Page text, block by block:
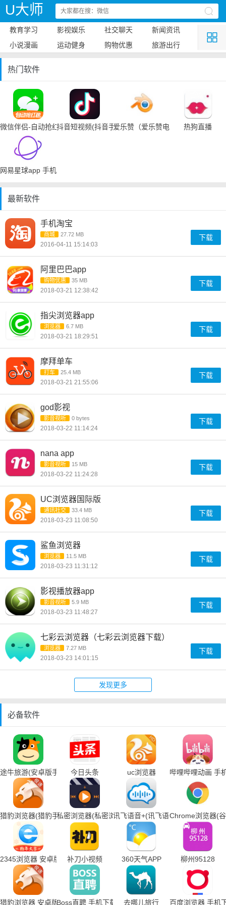
U大师
教育学习 影视娱乐 社交聊天
新闻资讯
小说漫画
运动健身 购物优惠 旅游出行
热门软件
微信伴侣-自动抢红包抖音短视频(抖音手机下载)爱乐赞（爱乐赞电脑手机下载）
热狗直播
网易星球app 手机下载
最新软件
手机淘宝
商城 27.72 MB
2016-04-11 15:14:03
下载
阿里巴巴app
购物优惠 35 MB
2018-03-21 12:38:42
下载
指尖浏览器app
浏览器 6.7 MB
2018-03-21 18:29:51
下载
摩拜单车
打车 25.4 MB
2018-03-21 21:55:06
下载
god影视
影音视听 0 bytes
2018-03-22 11:14:24
下载
nana app
影音视听 15 MB
2018-03-22 11:24:28
下载
UC浏览器国际版
通讯社交 33.4 MB
2018-03-23 11:08:50
下载
鲨鱼浏览器
浏览器 11.5 MB
2018-03-23 11:31:12
下载
影视播放器app
影音视听 5.9 MB
2018-03-23 11:48:27
下载
七彩云浏览器（七彩云浏览器下载）
浏览器 7.27 MB
2018-03-23 14:01:15
下载
发现更多
必备软件
途牛旅游(安卓版手机下载)今日头条 uc浏览器 哔哩哔哩动画 手
猎豹浏览器(猎豹手机浏览器下载)私密浏览器(私密浏览器手机下载)讯飞语音+(讯飞语音输入法手机下
Chrome浏览器(
2345浏览器 安卓版 补刀小视频 360天气APP 柳州95128
猎豹浏览器 安卓版Boss直聘 手机下载 去哪儿旅行 百度浏览器 手机